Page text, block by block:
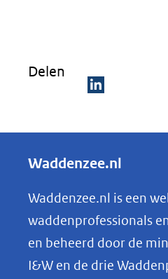
Delen
e
e
n
o
p
Waddenzee.nl
Waddenzee.nl is een
waddenprofessionals
en beheerd door de
I&W en de drie